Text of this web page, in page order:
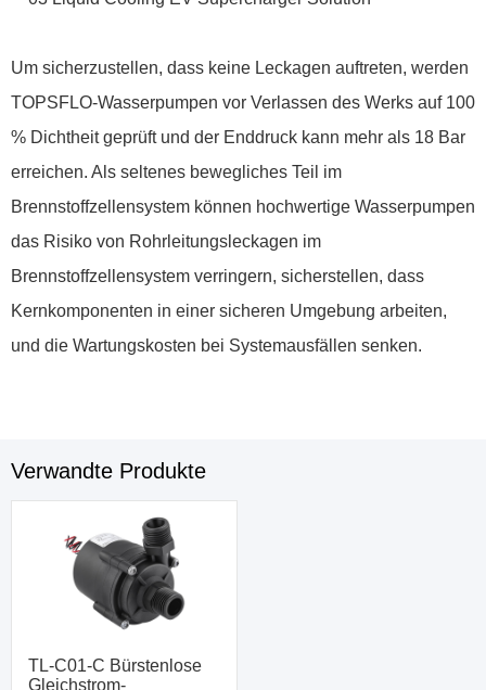
Um sicherzustellen, dass keine Leckagen auftreten, werden
TOPSFLO-Wasserpumpen vor Verlassen des Werks auf 100
% Dichtheit geprüft und der Enddruck kann mehr als 18 Bar
erreichen. Als seltenes bewegliches Teil im
Brennstoffzellensystem können hochwertige Wasserpumpen
das Risiko von Rohrleitungsleckagen im
Brennstoffzellensystem verringern, sicherstellen, dass
Kernkomponenten in einer sicheren Umgebung arbeiten,
und die Wartungskosten bei Systemausfällen senken.
Verwandte Produkte
TL-C01-C Bürstenlose
Gleichstrom-